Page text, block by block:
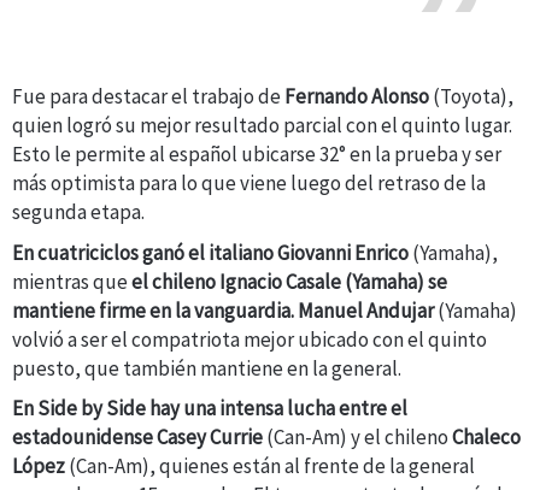
Fue para destacar el trabajo deFernando Alonso(Toyota),
quien logró su mejor resultado parcial con el quinto lugar.
Esto le permite al español ubicarse 32° en la prueba y ser
más optimista para lo que viene luego del retraso de la
segunda etapa.
En cuatriciclos ganó el italianoGiovanni Enrico(Yamaha),
mientras queel chilenoIgnacio Casale(Yamaha) se
mantiene firme en la vanguardia.Manuel Andujar(Yamaha)
volvió a ser el compatriota mejor ubicado con el quinto
puesto, que también mantiene en la general.
En Side by Side hay una intensa lucha entre el
estadounidenseCasey Currie(Can-Am) y el chilenoChaleco
López(Can-Am), quienes están al frente de la general